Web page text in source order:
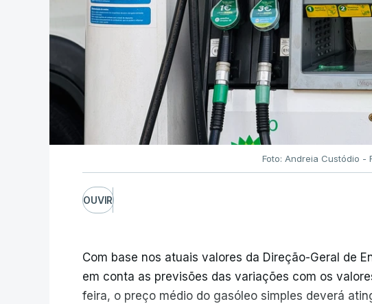
Foto: Andreia Custódio -
OUVIR
Com base nos atuais valores da Direção-Geral de
em conta as previsões das variações com os
feira, o preço médio do gasóleo simples deverá